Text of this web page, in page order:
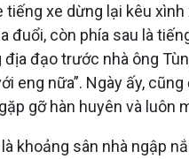
tiếng xe dừng lại kêu
đuổi, còn phía sau là
đạo trước nhà ông
eng nữa”. Ngày ấy,
gỡ hàn huyên và luôn
khoảng sân nhà ngập